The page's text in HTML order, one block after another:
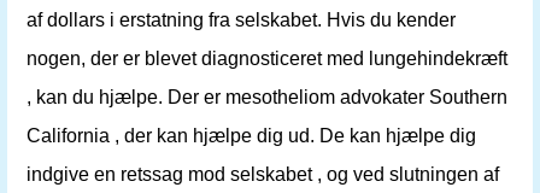
af dollars i erstatning fra selskabet. Hvis du kender
nogen, der er blevet diagnosticeret med lungehindekræft
, kan du hjælpe. Der er mesotheliom advokater Southern
California , der kan hjælpe dig ud. De kan hjælpe dig
indgive en retssag mod selskabet , og ved slutningen af ​​